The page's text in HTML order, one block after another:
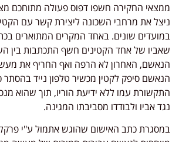
​ממצאי החקירה חשפו דפוס פעולה מתוחכם
ניצל את מרחבי השכונה ליצירת קשר עם
במועדים שונים. באחד המקרים המתוארים
שאביו של אחד הקטינים חשף התכתבות בין
הנאשם, האחרון לא הרפה ואף החריף את
הנאשם סיפק לקטין מכשיר טלפון נייד
התקשורת עמו ללא ידיעת הוריו, תוך שהוא
נגד אביו ולבודדו מסביבתו המגינה.
​במסגרת כתב האישום שהוגש אתמול ע"י